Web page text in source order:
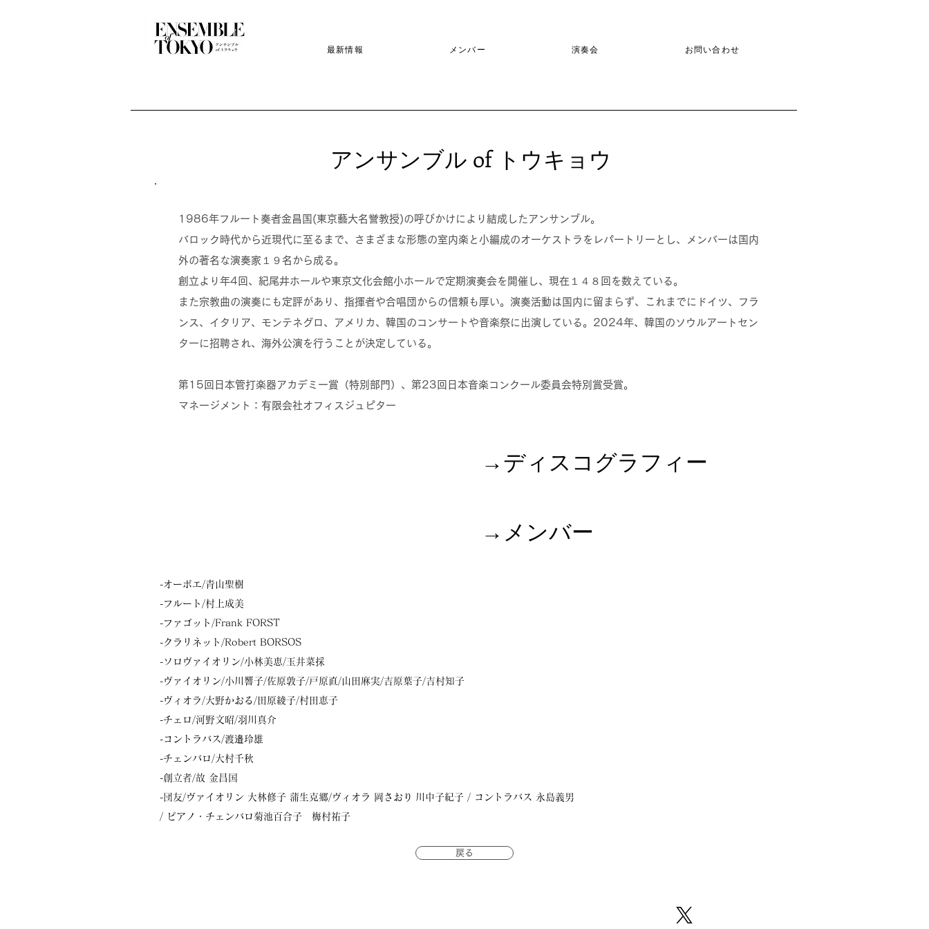
最新情報 メンバー 演奏会 お問い合わせ
アンサンブル of トウキョウ
1986年フルート奏者金昌国(東京藝大名誉教授)の呼びかけにより結成したアンサンブル。
バロック時代から近現代に至るまで、さまざまな形態の室内楽と小編成のオーケストラをレパートリーとし、メンバーは国内
外の著名な演奏家１９名から成る。
創立より年4回、紀尾井ホールや東京文化会館小ホールで定期演奏会を開催し、現在１４８回を数えている。
また宗教曲の演奏にも定評があり、指揮者や合唱団からの信頼も厚い。演奏活動は国内に留まらず、これまでにドイツ、フラ
ンス、イタリア、モンテネグロ、アメリカ、韓国のコンサートや音楽祭に出演している。2024年、韓国のソウルアートセン
ターに招聘され、海外公演を行うことが決定している。
第15回日本管打楽器アカデミー賞（特別部門）、第23回日本音楽コンクール委員会特別賞受賞。
マネージメント：有限会社​オフィスジュピター
→​ディスコグラフィー
→メンバー
-オーボエ/青山聖樹
-フルート/村上成美
-ファゴット/Frank FORST
-クラリネット/Robert BORSOS
-ソロヴァイオリン/小林美恵/玉井菜採
-ヴァイオリン/小川響子/佐原敦子/戸原直/山田麻実/吉原葉子​/吉村知子
-ヴィオラ/大野かおる / 田原綾子/村田恵子
-チェロ/河野文昭/羽川真介
-コントラバス/渡邉玲雄
​-チェンバロ/大村千秋
​-創立者/故 金昌国
​-団友/ヴァイオリン 大林修子 蒲生克郷/ヴィオラ 岡さおり 川中子紀子 / コントラバス 永島義男
/ ピアノ・チェンバロ菊池百合子 梅村祐子
戻る